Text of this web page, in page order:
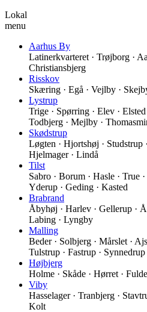
Lokal
menu
Aarhus By
Latinerkvarteret · Trøjborg ·
Christiansbjerg
Risskov
Skæring · Egå · Vejlby ·
Lystrup
Trige · Spørring · Elev ·
Todbjerg · Mejlby ·
Skødstrup
Løgten · Hjortshøj · Studstrup
Hjelmager · Lindå
Tilst
Sabro · Borum · Hasle · True
Yderup · Geding · Kasted
Brabrand
Åbyhøj · Harlev · Gellerup ·
Labing · Lyngby
Malling
Beder · Solbjerg · Mårslet ·
Tulstrup · Fastrup · Synnedrup
Højbjerg
Holme · Skåde · Hørret ·
Viby
Hasselager · Tranbjerg ·
Kolt